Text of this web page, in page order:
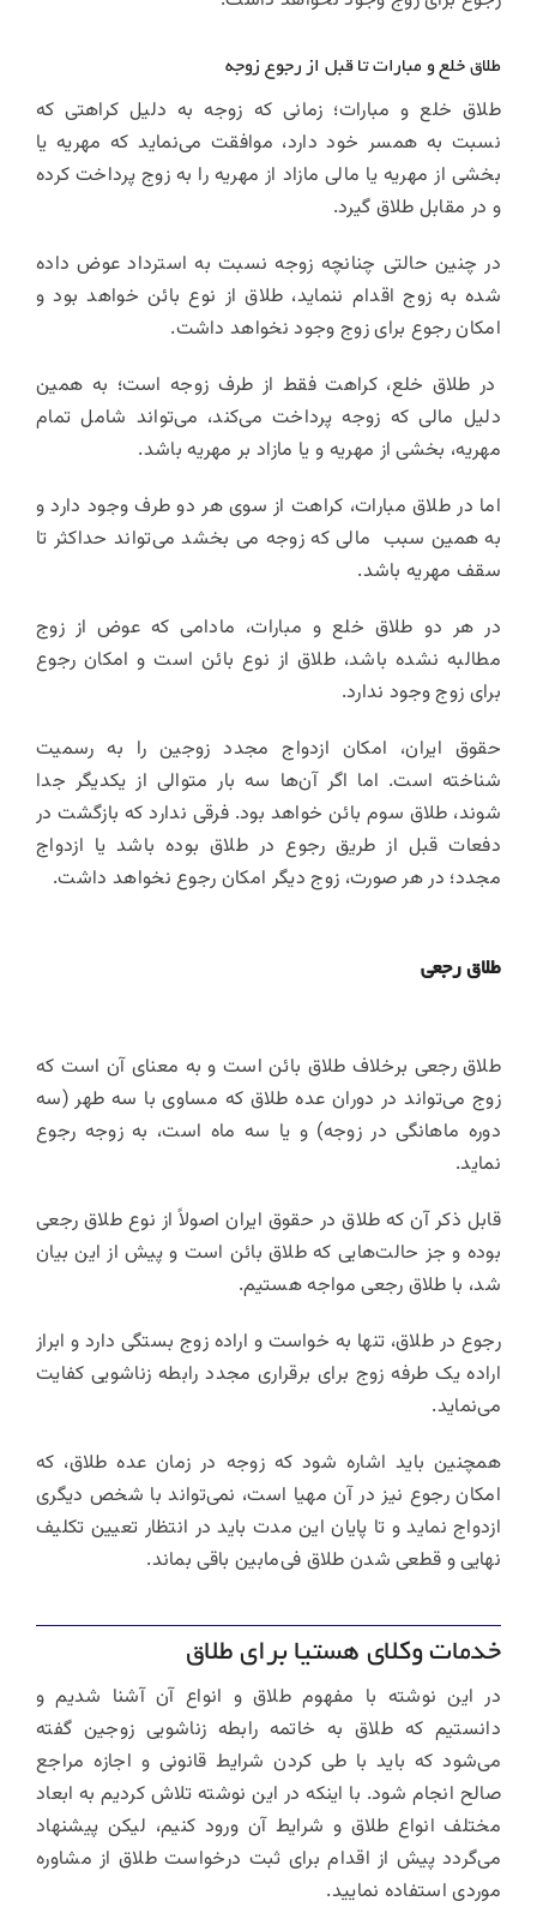
طلاق خلع و مبارات تا قبل از رجوع زوجه
طلاق خلع و مبارات؛ زمانی که زوجه به دلیل کراهتی که
نسبت به همسر خود دارد، موافقت می‌نماید که مهریه یا
بخشی از مهریه یا مالی مازاد از مهریه را به زوج پرداخت کرده
و در مقابل طلاق گیرد.
در چنین حالتی چنانچه زوجه نسبت به استرداد عوض داده
شده به زوج اقدام ننماید، طلاق از نوع بائن خواهد بود و
امکان رجوع برای زوج وجود نخواهد داشت.
در طلاق خلع، کراهت فقط از طرف زوجه است؛ به همین
دلیل مالی که زوجه پرداخت می‌کند، می‌تواند شامل تمام
مهریه، بخشی از مهریه و یا مازاد بر مهریه باشد.
اما در طلاق مبارات، کراهت از سوی هر دو طرف وجود دارد و
به همین سبب مالی که زوجه می بخشد می‌تواند حداکثر تا
سقف مهریه باشد.
در هر دو طلاق خلع و مبارات، مادامی که عوض از زوج
مطالبه نشده باشد، طلاق از نوع بائن است و امکان رجوع
برای زوج وجود ندارد.
حقوق ایران، امکان ازدواج مجدد زوجین را به رسمیت
شناخته است. اما اگر آن‌ها سه بار متوالی از یکدیگر جدا
شوند، طلاق سوم بائن خواهد بود. فرقی ندارد که بازگشت در
دفعات قبل از طریق رجوع در طلاق بوده باشد یا ازدواج
مجدد؛ در هر صورت، زوج دیگر امکان رجوع نخواهد داشت.
طلاق رجعی
طلاق رجعی برخلاف طلاق بائن است و به معنای آن است که
زوج می‌تواند در دوران عده طلاق که مساوی با سه طهر (سه
دوره ماهانگی در زوجه) و یا سه ماه است، به زوجه رجوع
نماید.
قابل ذکر آن که طلاق در حقوق ایران اصولاً از نوع طلاق رجعی
بوده و جز حالت‌هایی که طلاق بائن است و پیش از این بیان
شد، با طلاق رجعی مواجه هستیم.
رجوع در طلاق، تنها به خواست و اراده زوج بستگی دارد و ابراز
اراده یک طرفه زوج برای برقراری مجدد رابطه زناشویی کفایت
می‌نماید.
همچنین باید اشاره شود که زوجه در زمان عده طلاق، که
امکان رجوع نیز در آن مهیا است، نمی‌تواند با شخص دیگری
ازدواج نماید و تا پایان این مدت باید در انتظار تعیین تکلیف
نهایی و قطعی شدن طلاق فی‌مابین باقی بماند.
خدمات وکلای هستیا برای طلاق
در این نوشته با مفهوم طلاق و انواع آن آشنا شدیم و
دانستیم که طلاق به خاتمه رابطه زناشویی زوجین گفته
می‌شود که باید با طی کردن شرایط قانونی و اجازه مراجع
صالح انجام شود. با اینکه در این نوشته تلاش کردیم به ابعاد
مختلف انواع طلاق و شرایط آن ورود کنیم، لیکن پیشنهاد
می‌گردد پیش از اقدام برای ثبت درخواست طلاق از مشاوره
موردی استفاده نمایید.